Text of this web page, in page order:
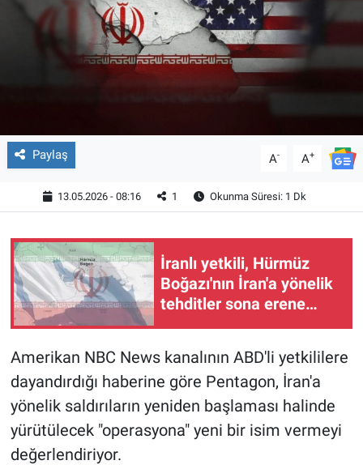
Paylaş A- A+
13.05.2026 - 08:16 1 Okunma Süresi: 1 Dk
İranlı yetkili, Hürmüz
Boğazı'nın İran'a yönelik
tehditler sona erene
kadar kapalı kalacağını
Amerikan NBC News kanalının ABD'li yetkililere
dayandırdığı haberine göre Pentagon, İran'a
yönelik saldırıların yeniden başlaması halinde
yürütülecek "operasyona" yeni bir isim vermeyi
değerlendiriyor.